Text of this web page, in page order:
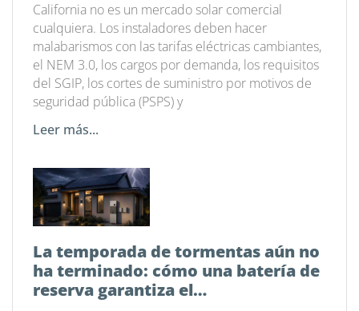
California no es un mercado solar comercial
cualquiera. Los instaladores deben hacer
malabarismos con las tarifas eléctricas cambiantes,
el NEM 3.0, los cargos por demanda, los requisitos
del SGIP, los cortes de suministro por motivos de
seguridad pública (PSPS) y
Leer más...
La temporada de tormentas aún no
ha terminado: cómo una batería de
reserva garantiza el